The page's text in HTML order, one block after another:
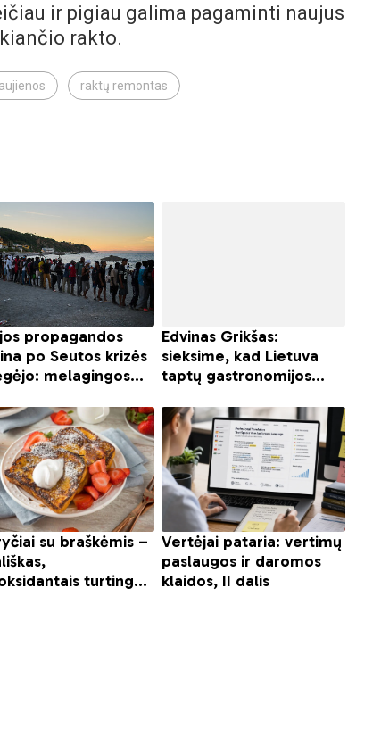
ir pigiau galima pagaminti naujus
rakto.
raktų remontas